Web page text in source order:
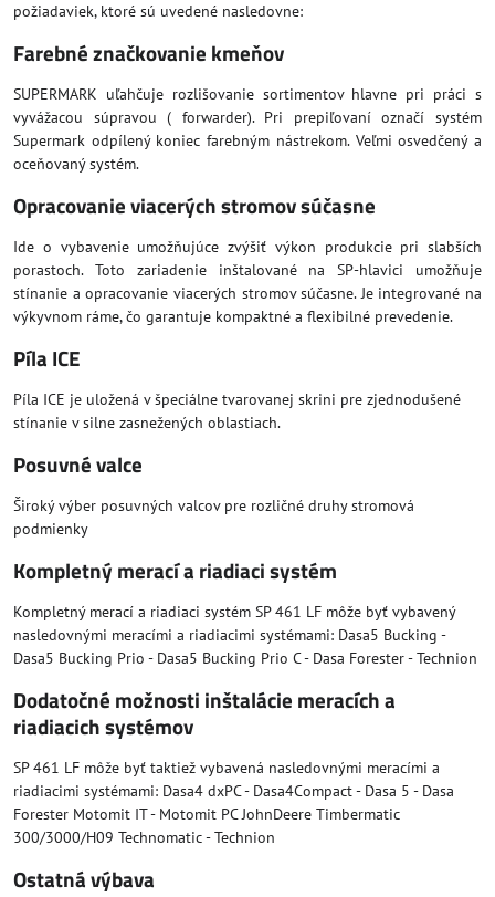
požiadaviek, ktoré sú uvedené nasledovne:
Farebné značkovanie kmeňov
SUPERMARK uľahčuje rozlišovanie sortimentov hlavne pri práci s
vyvážacou súpravou ( forwarder). Pri prepiľovaní označí systém
Supermark odpílený koniec farebným nástrekom. Veľmi osvedčený a
oceňovaný systém.
Opracovanie viacerých stromov súčasne
Ide o vybavenie umožňujúce zvýšiť výkon produkcie pri slabších
porastoch. Toto zariadenie inštalované na SP-hlavici umožňuje
stínanie a opracovanie viacerých stromov súčasne. Je integrované na
výkyvnom ráme, čo garantuje kompaktné a flexibilné prevedenie.
Píla ICE
Píla ICE je uložená v špeciálne tvarovanej skrini pre zjednodušené
stínanie v silne zasnežených oblastiach.
Posuvné valce
Široký výber posuvných valcov pre rozličné druhy stromová
podmienky
Kompletný merací a riadiaci systém
Kompletný merací a riadiaci systém SP 461 LF môže byť vybavený
nasledovnými meracími a riadiacimi systémami: Dasa5 Bucking -
Dasa5 Bucking Prio - Dasa5 Bucking Prio C - Dasa Forester - Technion
Dodatočné možnosti inštalácie meracích a
riadiacich systémov
SP 461 LF môže byť taktiež vybavená nasledovnými meracími a
riadiacimi systémami: Dasa4 dxPC - Dasa4Compact - Dasa 5 - Dasa
Forester Motomit IT - Motomit PC JohnDeere Timbermatic
300/3000/H09 Technomatic - Technion
Ostatná výbava